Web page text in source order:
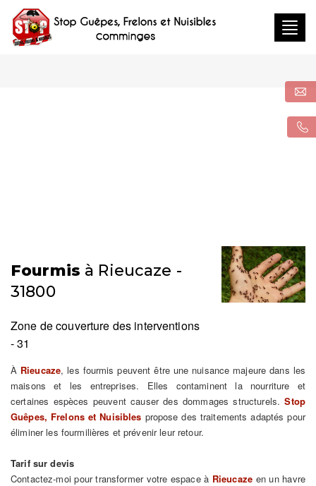
Fourmis à Rieucaze -
31800
Zone de couverture des interventions
- 31
À Rieucaze, les fourmis peuvent être une nuisance majeure dans les
maisons et les entreprises. Elles contaminent la nourriture et
certaines espèces peuvent causer des dommages structurels.Stop
Guêpes, Frelons et Nuisibles propose des traitements adaptés pour
éliminer les fourmilières et prévenir leur retour.
Tarif sur devis
Contactez-moi pour transformer votre espace à Rieucaze en un havre